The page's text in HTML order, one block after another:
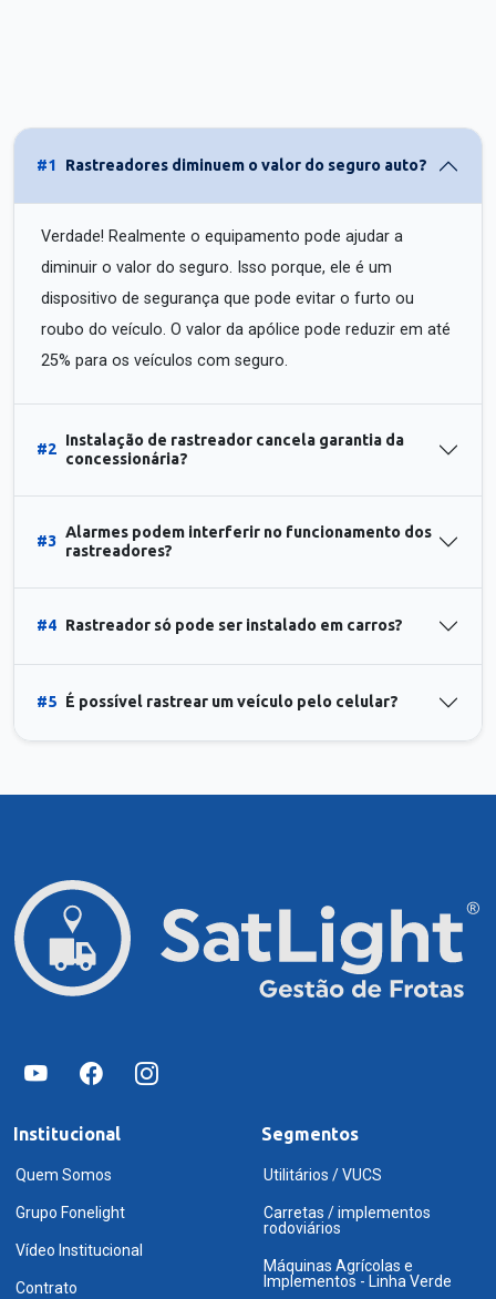
#1 Rastreadores diminuem o valor do seguro auto?
Verdade! Realmente o equipamento pode ajudar a
diminuir o valor do seguro. Isso porque, ele é um
dispositivo de segurança que pode evitar o furto ou
roubo do veículo. O valor da apólice pode reduzir em até
25% para os veículos com seguro.
#2
Instalação de rastreador cancela garantia da
concessionária?
#3
Alarmes podem interferir no funcionamento dos
rastreadores?
#4 Rastreador só pode ser instalado em carros?
#5 É possível rastrear um veículo pelo celular?
Institucional
Quem Somos
Grupo Fonelight
Vídeo Institucional
Contrato
Segmentos
Utilitários / VUCS
Carretas / implementos
rodoviários
Máquinas Agrícolas e
Implementos - Linha Verde